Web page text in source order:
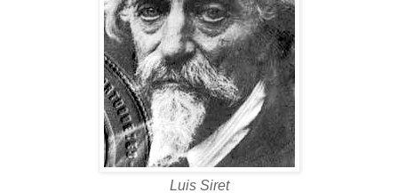
Luis Siret